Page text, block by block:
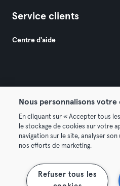
Service clients
Centre d'aide
Conditions générales
Mentions légales Résilier
Se rétracter ici
Nous personnalisons
En cliquant sur « Accepter tous
le stockage de cookies sur votre
navigation sur le site, analyser
nos efforts de marketing.
Refuser tous les